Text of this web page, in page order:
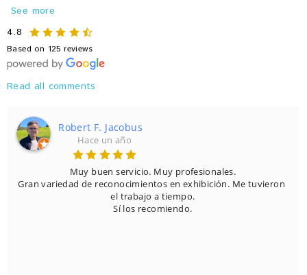
See more
4.8
Based on 125 reviews
Read all comments
Jorge Morales Alvarez
Hace 5 años
Honestamente, si quieres entregar un reconocimiento, este es
el lugar correcto.
Tienen infinidad de opciones,  precios, materiales,  colores, que